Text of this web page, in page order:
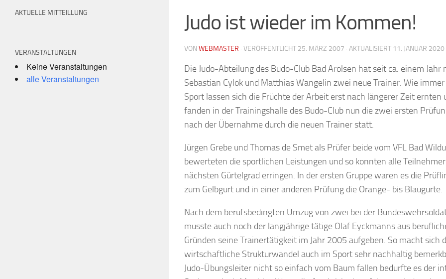
Judo ist wieder im Kommen!
VON WEBMASTER · VERÖFFENTLICHT 25. MÄRZ 2007 · AKTUALISIERT 11. JANUAR 2020
Die Judo-Abteilung des Budo-Club Bad Arolsen hat seit ca. einem Jahr
Sebastian Cylok und Matthias Wangelin zwei neue Trainer. Wie
Sport lassen sich die Früchte der Arbeit erst nach längerer Zeit ernten
fanden in der Trainingshalle des Budo-Club nun die zwei ersten
nach der Übernahme durch die neuen Trainer statt.
Jürgen Grebe und Thomas de Smet als Prüfer beide vom VFL Bad
bewerteten die sportlichen Leistungen und so konnten alle
nächsten Gürtelgrad erringen. In der ersten Gruppe waren es die
zum Gelbgurt und in einer anderen Prüfung die Orange- bis Blaugurte.
Nach dem berufsbedingten Umzug von zwei bei der
musste auch noch der langjährige tätige Olaf Eyckmanns aus
Gründen seine Trainertätigkeit im Jahr 2005 aufgeben. So macht sich
wirtschaftliche Strukturwandel auch im Sport sehr nachhaltig
Judo-Übungsleiter nicht so einfach vom Baum fallen bedurfte es der
AKTUELLE MITTEILLUNG
VERANSTALTUNGEN
Keine Veranstaltungen
alle Veranstaltungen